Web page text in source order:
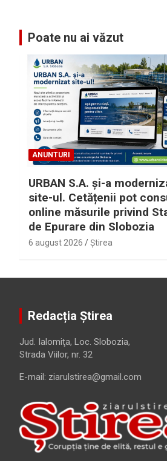
Poate nu ai văzut
ANUNTURI
URBAN S.A. și-a
site-ul. Cetățenii pot
online măsurile privind
de Epurare din Slobozia
6 august 2026 Ştirea
Redacția Știrea
Jud. Ialomiţa, Loc. Slobozia,
Strada Viilor, nr. 32
E-mail: ziarulstirea@gmail.com